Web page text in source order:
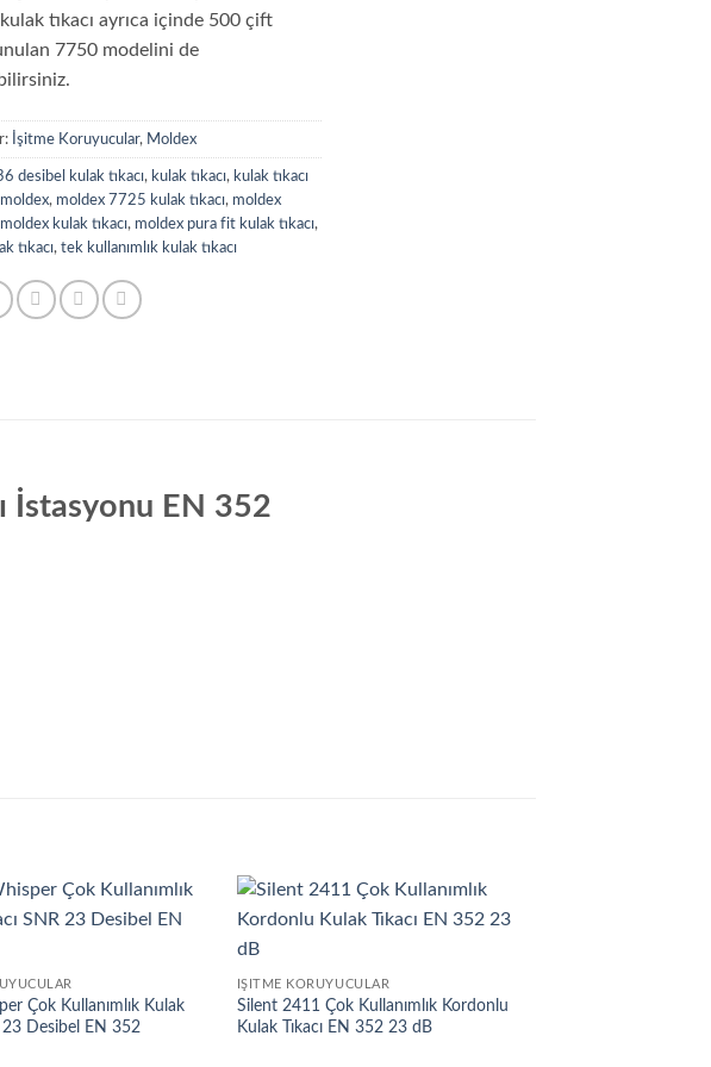
tıkacı ayrıca içinde 500 çift
7750 modelini de
İşitme Koruyucular, Moldex
desibel kulak tıkacı, kulak tıkacı, kulak tıkacı
moldex, moldex 7725 kulak tıkacı, moldex
moldex kulak tıkacı, moldex pura fit kulak tıkacı,
tıkacı, tek kullanımlık kulak tıkacı
İstasyonu EN 352
Çok Kullanımlık Kulak
23 Desibel EN 352
İŞITME KORUYUCULAR
Silent 2411 Çok Kullanımlık Kordonlu
Kulak Tıkacı EN 352 23 dB